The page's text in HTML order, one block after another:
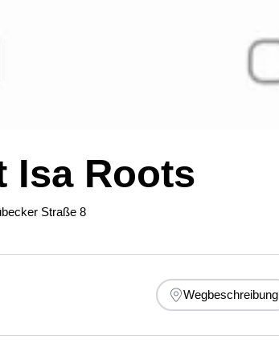
Isa Roots
Straße 8
Wegbeschreibung